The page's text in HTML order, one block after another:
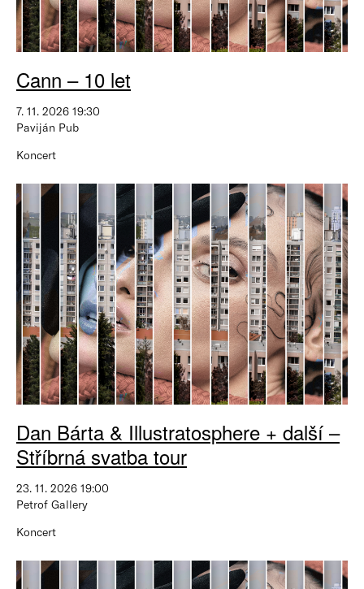
Cann – 10 let
7. 11. 2026 19:30
Paviján Pub
Koncert
Dan Bárta & Illustratosphere + další –
Stříbrná svatba tour
23. 11. 2026 19:00
Petrof Gallery
Koncert